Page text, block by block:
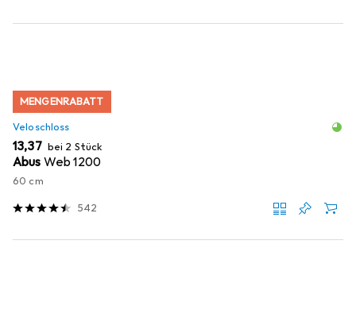
MENGENRABATT
Veloschloss
EUR
13,37 bei 2 Stück
Abus Web 1200
60 cm
542